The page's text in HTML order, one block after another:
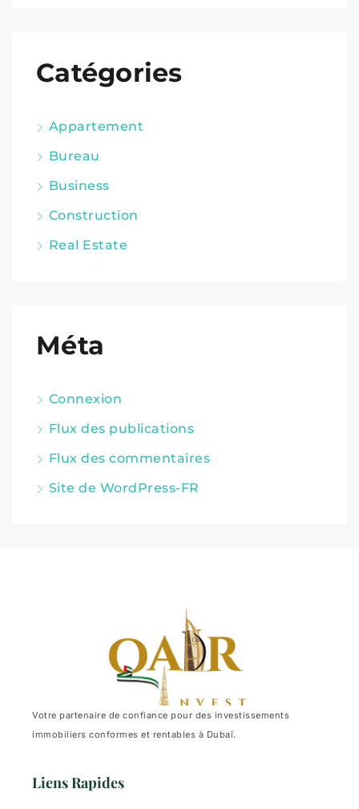
Catégories
Appartement
Bureau
Business
Construction
Real Estate
Méta
Connexion
Flux des publications
Flux des commentaires
Site de WordPress-FR
Votre partenaire de confiance pour des investissements
immobiliers conformes et rentables à Dubaï.
Liens Rapides